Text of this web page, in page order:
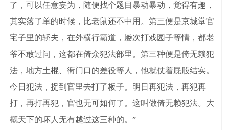
了，可以任意妄为，随便找个题目暴动暴动，觉得有趣，
其实落了单的时候，比老鼠还不中用。第三便是京城堂官
宅子里的轿夫，在外横行霸道，屡次打戏园子等情，都老
爷不敢过问，这都在倚众犯法部里。第三种便是倚无赖犯
法，地方土棍、衙门口的差役等人，他就仗着屁股结实。
今日犯法，捉到官里去打了板子。明日再犯法，再犯再
打，再打再犯，官也无可如何了。这叫做倚无赖犯法。大
概天下的坏人无有越过这三种的。”